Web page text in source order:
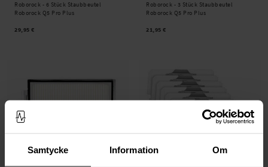
Samtycke Information Om
Roborock - 6 Stück Staubbeutel
Roborock Q5 Pro Plus
29,95 €
Roborock - 3 Stück Staubbeutel
Roborock Q5 Pro Plus
21,95 €